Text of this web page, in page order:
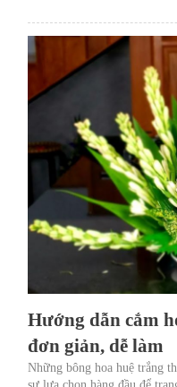
Hướng dẫn cắm
đơn giản, dễ làm
Những bông hoa huệ trắng